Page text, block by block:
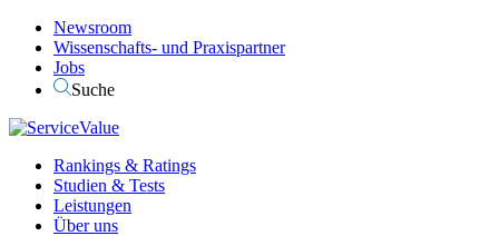
Newsroom
Wissenschafts- und Praxispartner
Jobs
Suche
Rankings & Ratings
Studien & Tests
Leistungen
Über uns